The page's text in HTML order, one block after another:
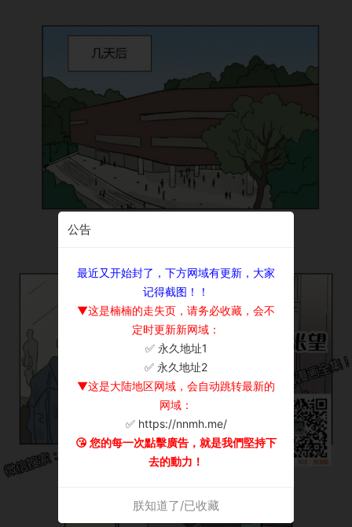
公告
最近又开始封了，下方网域有更新，大家
记得截图！！
▼这是楠楠的走失页，请务必收藏，会不
定时更新新网域：
✅ 永久地址1
✅ 永久地址2
▼这是大陆地区网域，会自动跳转最新的
网域：
✅ https://nnmh.me/
😘 您的每一次點擊廣告，就是我們堅持下
去的動力！
朕知道了/已收藏